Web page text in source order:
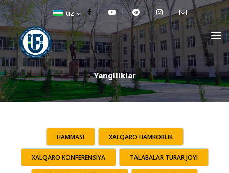
uz
Yangiliklar
HAMMASI XALQARO HAMKORLIK
XALQARO KONFERENSIYA TALABALAR TURAR JOYI